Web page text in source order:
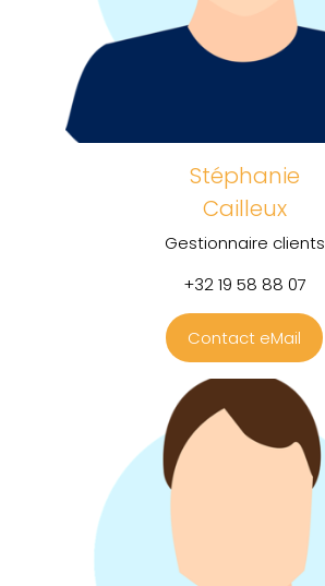
Stéphanie
Cailleux
Gestionnaire clients
+32 19 58 88 07
Contact eMail